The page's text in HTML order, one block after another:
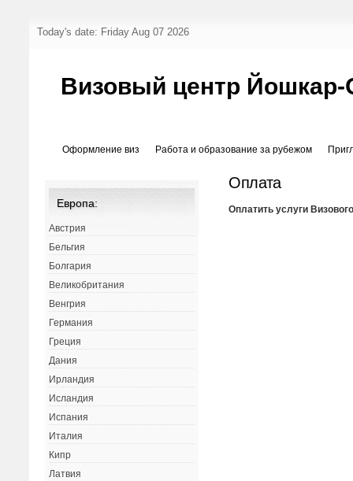
Today's date: Friday Aug 07 2026
Визовый центр
Оформление виз Работа и образование за рубежом
Оплата
Оплатить услуги
Европа:
Австрия
Бельгия
Болгария
Великобритания
Венгрия
Германия
Греция
Дания
Ирландия
Исландия
Испания
Италия
Кипр
Латвия